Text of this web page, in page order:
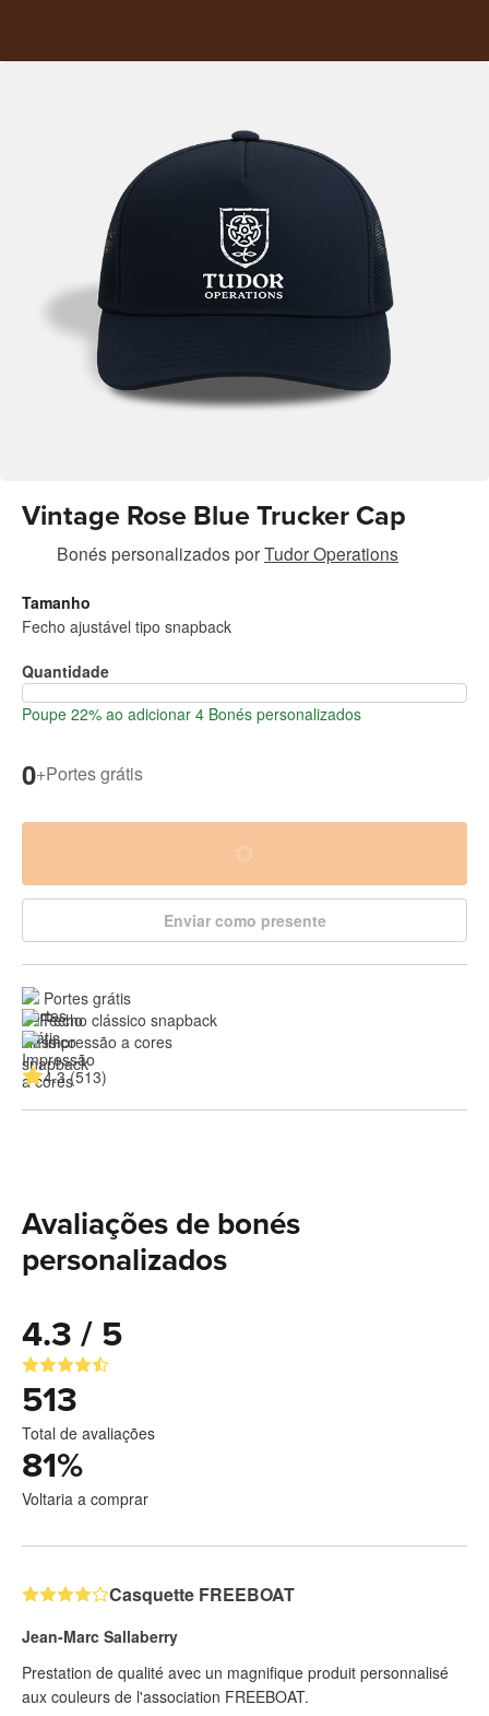
Vintage Rose Blue Trucker Cap
Bonés personalizadosporTudor Operations
Tamanho
Fecho ajustável tipo snapback
Quantidade
Poupe 22% ao adicionar 4 Bonés personalizados
0+Portes grátis
Enviar como presente
Portes grátis
Fecho clássico snapback
Impressão a cores
4.3 (513)
Avaliações de bonés
personalizados
4.3 / 5
513
Total de avaliações
81%
Voltaria a comprar
Casquette FREEBOAT
Jean-Marc Sallaberry
Prestation de qualité avec un magnifique produit personnalisé
aux couleurs de l'association FREEBOAT.